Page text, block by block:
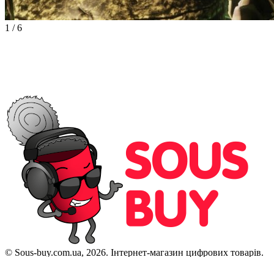
1 /6
© Sous-buy.com.ua, 2026. Інтернет-магазин цифрових товарів.